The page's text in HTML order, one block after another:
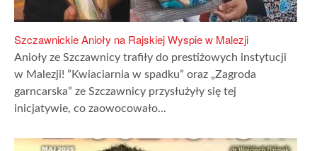
Szczawnickie Anioły na Rajskiej Wyspie w Malezji
Anioły ze Szczawnicy trafiły do prestiżowych instytucji
w Malezji! ”Kwiaciarnia w spadku” oraz „Zagroda
garncarska” ze Szczawnicy przysłużyły się tej
inicjatywie, co zaowocowało...